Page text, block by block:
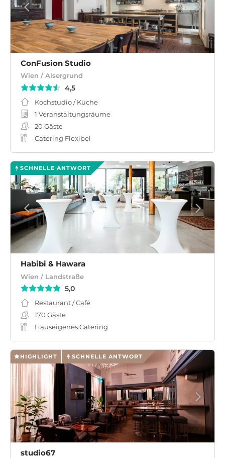
ConFusion ­Studio
Wien / Alsergrund
4,5
Kochstudio / Küche
1 Veranstaltungsräume
20 Gäste
Catering Flexibel
SCHNELLE ANTWORT
Habibi & Hawara
Wien / Landstraße
5,0
Restaurant / Café
170 Gäste
Hauseigenes Catering
HIGHLIGHT SCHNELLE ANTWORT
studio67